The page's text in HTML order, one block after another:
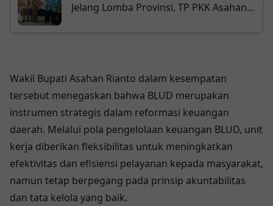
Jelang Lomba Provinsi, TP PKK Asahan
Wakil Bupati Asahan Rianto dalam kesempatan
tersebut menegaskan bahwa BLUD merupakan
instrumen strategis dalam reformasi keuangan
daerah. Melalui pola pengelolaan keuangan BLUD, unit
kerja diberikan fleksibilitas untuk meningkatkan
efektivitas dan efisiensi pelayanan kepada masyarakat,
namun tetap berpegang pada prinsip akuntabilitas
dan tata kelola yang baik.